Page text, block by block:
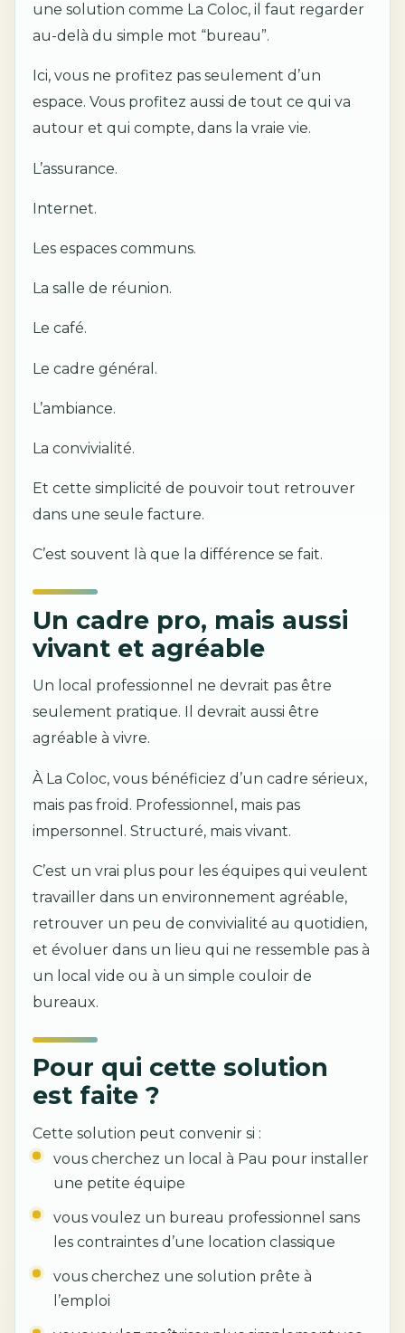
une solution comme La Coloc, il faut regarder
au-delà du simple mot “bureau”.
Ici, vous ne profitez pas seulement d’un
espace. Vous profitez aussi de tout ce qui va
autour et qui compte, dans la vraie vie.
L’assurance.
Internet.
Les espaces communs.
La salle de réunion.
Le café.
Le cadre général.
L’ambiance.
La convivialité.
Et cette simplicité de pouvoir tout retrouver
dans une seule facture.
C’est souvent là que la différence se fait.
Un cadre pro, mais aussi
vivant et agréable
Un local professionnel ne devrait pas être
seulement pratique. Il devrait aussi être
agréable à vivre.
À La Coloc, vous bénéficiez d’un cadre sérieux,
mais pas froid. Professionnel, mais pas
impersonnel. Structuré, mais vivant.
C’est un vrai plus pour les équipes qui veulent
travailler dans un environnement agréable,
retrouver un peu de convivialité au quotidien,
et évoluer dans un lieu qui ne ressemble pas à
un local vide ou à un simple couloir de
bureaux.
Pour qui cette solution
est faite ?
Cette solution peut convenir si :
vous cherchez un local à Pau pour installer
une petite équipe
vous voulez un bureau professionnel sans
les contraintes d’une location classique
vous cherchez une solution prête à
l’emploi